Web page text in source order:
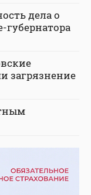
дела о
губернатора
загрязнение